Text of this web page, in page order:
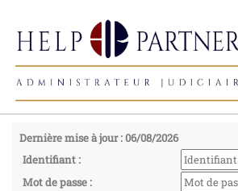
Dernière mise à jour : 06/08/2026
Identifiant :
Mot de passe :